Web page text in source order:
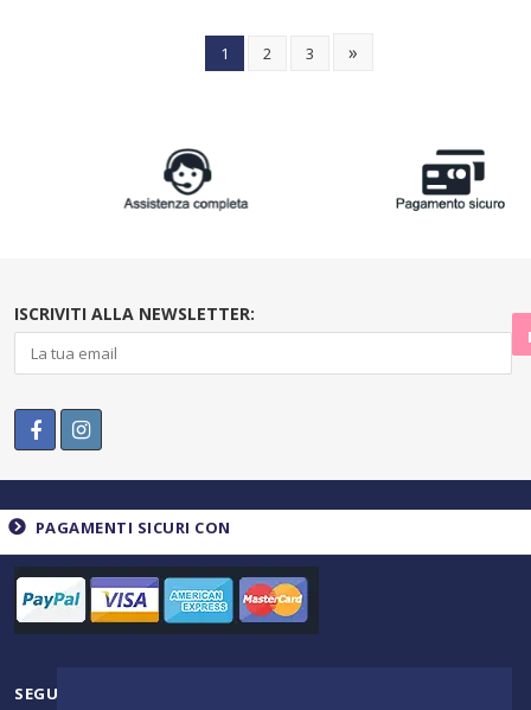
1 2 3 »
ISCRIVITI ALLA NEWSLETTER:
PAGAMENTI SICURI CON
SEGUICI SU